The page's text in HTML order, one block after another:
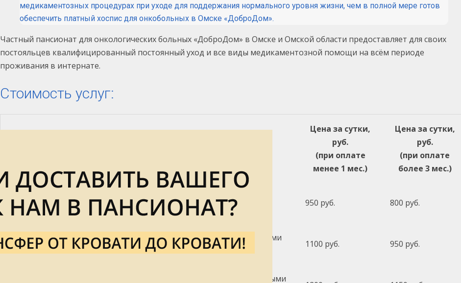
медикаментозных процедурах при уходе для поддержания нормального уровня жизни, чем в полной мере готов
обеспечить платный хоспис для онкобольных в Омске «ДоброДом».
Частный пансионат для онкологических больных «ДоброДом» в Омске и Омской области предоставляет для своих
постояльцев квалифицированный постоянный уход и все виды медикаментозной помощи на всём периоде
проживания в интернате.
Стоимость услуг:
Цена за сутки,
руб.
(при оплате
менее 1 мес.)
Цена за сутки,
руб.
(при оплате
более 3 мес.)
Самостоятельные пожилые люди, которые могут себя сами
обслуживать
950 руб. 800 руб.
Для самостоятельно передвигающихся людей с деменцией и другими
психиатрическими заболеваниями
1100 руб. 950 руб.
Лежачие подопечные после переломов,инсультов, а также с тяжёлыми